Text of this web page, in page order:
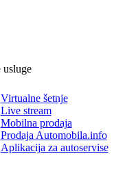
usluge
Virtualne šetnje
Live stream
Mobilna prodaja
Prodaja Automobila.info
Aplikacija za autoservise